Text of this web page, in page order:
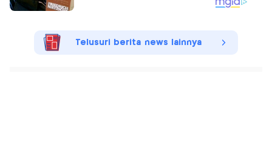
Telusuri berita news lainnya